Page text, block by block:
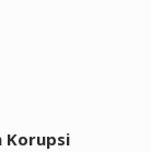
Korupsi